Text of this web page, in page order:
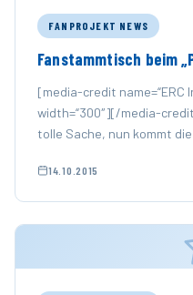
FANPROJEKT NEWS
Fanstammtisch beim
[media-credit name=“ERC
width=“300″][/media-
tolle Sache, nun kommt
14.10.2015